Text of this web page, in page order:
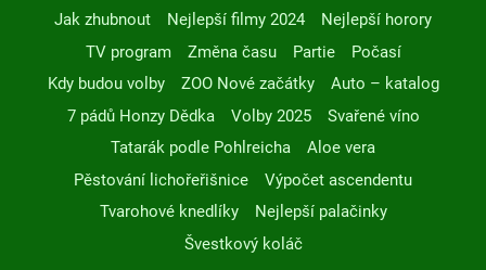
Jak zhubnout Nejlepší filmy 2024
Nejlepší horory
TV program
Změna času Partie
Počasí
Kdy budou volby
ZOO Nové začátky
Auto – katalog
7 pádů Honzy Dědka
Volby 2025
Svařené víno
Tatarák podle Pohlreicha
Aloe vera
Pěstování lichořeřišnice
Výpočet ascendentu
Tvarohové knedlíky
Nejlepší palačinky
Švestkový koláč